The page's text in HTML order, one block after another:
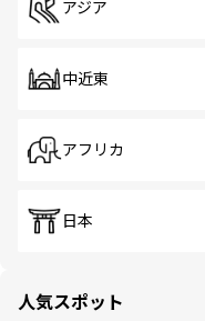
アジア
中近東
アフリカ
日本
人気スポット